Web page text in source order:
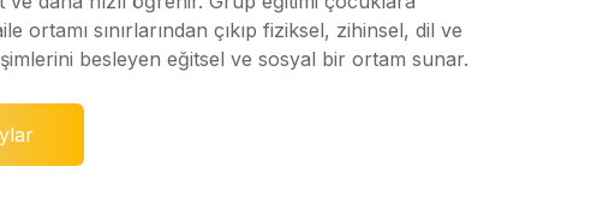
ortamı sınırlarından çıkıp fiziksel, zihinsel, dil ve
besleyen eğitsel ve sosyal bir ortam sunar.